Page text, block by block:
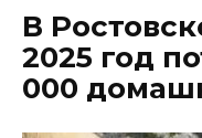
В
2025 год
000